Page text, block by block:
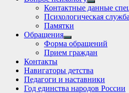
Show
sub
menu
Контактные данные
Психологическая служба
Памятки
Обращения
Show
sub
menu
Форма обращений
Прием граждан
Контакты
Навигаторы детства
Педагоги и наставники
Год единства народов России